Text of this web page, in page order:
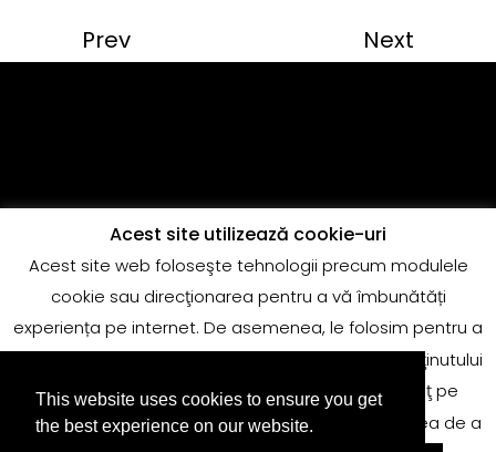
This website uses cookies to ensure you get
the best experience on our website.
Prev Next
Copyright @Quantum Music
adrian.marin@globalrecords.com
Acest site utilizează cookie-uri
Acest site web foloseşte tehnologii precum modulele
cookie sau direcţionarea pentru a vă îmbunătăți
experiența pe internet. De asemenea, le folosim pentru a
măsura rezultatele sau pentru conformitatea conţinutului
de pe site-ul nostru web. Deoarece punem preţ pe
confidenţialitatea dvs., vă cerem astfel permisiunea de a